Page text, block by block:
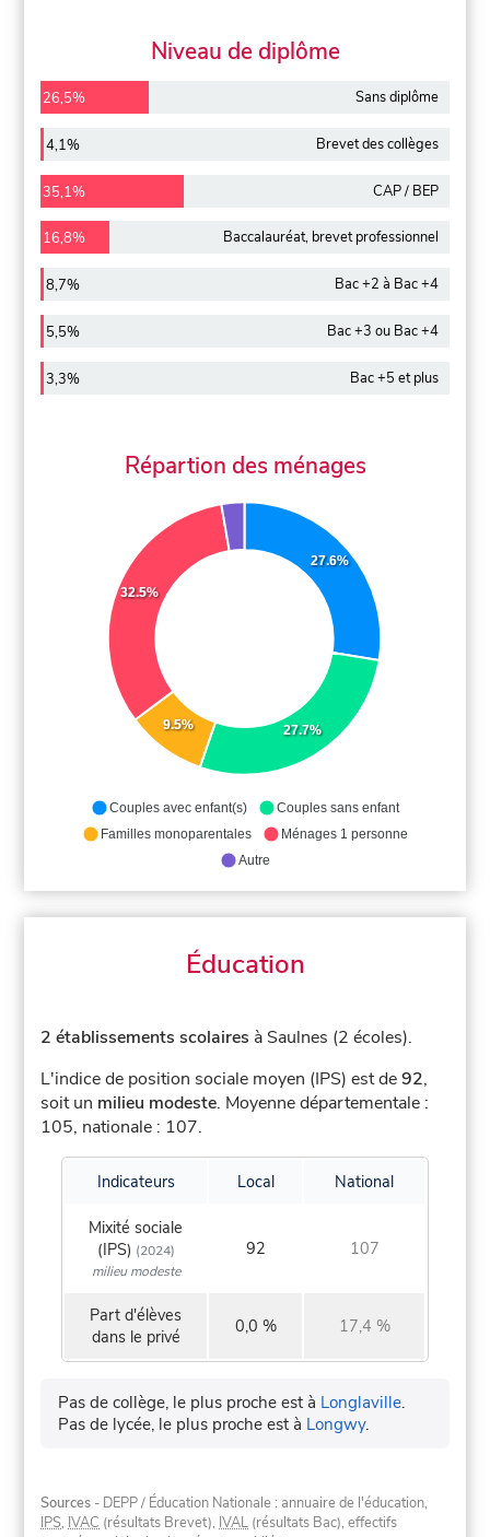
Niveau de diplôme
26,5% Sans diplôme
4,1% Brevet des collèges
35,1% CAP / BEP
16,8% Baccalauréat, brevet professionnel
8,7% Bac +2 à Bac +4
5,5% Bac +3 ou Bac +4
3,3% Bac +5 et plus
Répartion des ménages
27.6%
27.7%
9.5%
32.5%
Couples avec enfant(s)
Couples sans enfant
Familles monoparentales
Ménages 1 personne
Autre
Éducation
2 établissements scolaires à Saulnes (2 écoles).
L'indice de position sociale moyen (IPS) est de92,
soit un milieu modeste. Moyenne départementale :
105, nationale : 107.
Indicateurs Local National
Mixité sociale
(IPS) (2024)
milieu modeste
92 107
Part d'élèves
dans le privé
0,0 % 17,4 %
Pas de collège, le plus proche est à Longlaville.
Pas de lycée, le plus proche est à Longwy.
Sources - DEPP / Éducation Nationale : annuaire de l'éducation,
IPS, IVAC (résultats Brevet), IVAL (résultats Bac), effectifs